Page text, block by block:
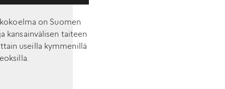
on Suomen
kansainvälisen taiteen
useilla kymmenillä